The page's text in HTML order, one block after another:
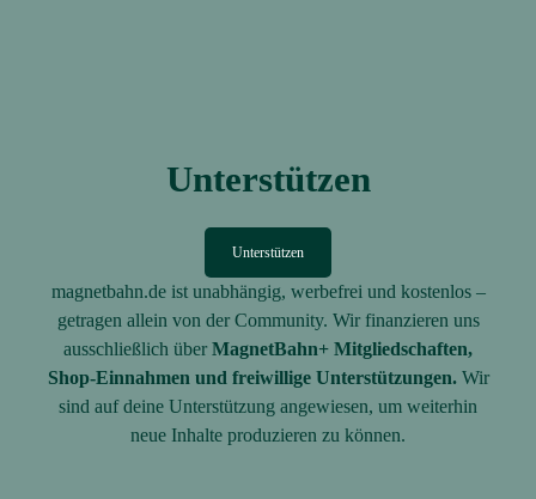
Unterstützen
Unterstützen
magnetbahn.de ist unabhängig, werbefrei und kostenlos –
getragen allein von der Community. Wir finanzieren uns
ausschließlich über MagnetBahn+ Mitgliedschaften,
Shop-Einnahmen und freiwillige Unterstützungen.Wir
sind auf deine Unterstützung angewiesen, um weiterhin
neue Inhalte produzieren zu können.